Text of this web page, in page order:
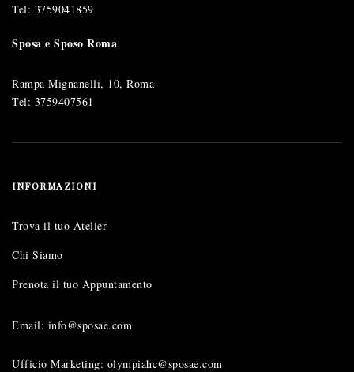
Tel: 3759041859
Sposa e Sposo Roma
Rampa Mignanelli, 10, Roma
Tel: 3759407561
INFORMAZIONI
Trova il tuo Atelier
Chi Siamo
Prenota il tuo Appuntamento
Email: info@sposae.com
Ufficio Marketing: olympiahc@sposae.com